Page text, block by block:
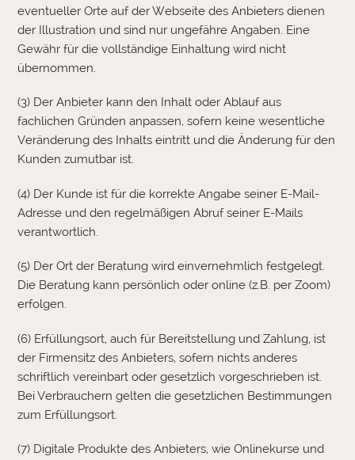
eventueller Orte auf der Webseite des Anbieters dienen
der Illustration und sind nur ungefähre Angaben. Eine
Gewähr für die vollständige Einhaltung wird nicht
übernommen.
(3) Der Anbieter kann den Inhalt oder Ablauf aus
fachlichen Gründen anpassen, sofern keine wesentliche
Veränderung des Inhalts eintritt und die Änderung für den
Kunden zumutbar ist.
(4) Der Kunde ist für die korrekte Angabe seiner E-Mail-
Adresse und den regelmäßigen Abruf seiner E-Mails
verantwortlich.
(5) Der Ort der Beratung wird einvernehmlich festgelegt.
Die Beratung kann persönlich oder online (z.B. per Zoom)
erfolgen.
(6) Erfüllungsort, auch für Bereitstellung und Zahlung, ist
der Firmensitz des Anbieters, sofern nichts anderes
schriftlich vereinbart oder gesetzlich vorgeschrieben ist.
Bei Verbrauchern gelten die gesetzlichen Bestimmungen
zum Erfüllungsort.
(7) Digitale Produkte des Anbieters, wie Onlinekurse und